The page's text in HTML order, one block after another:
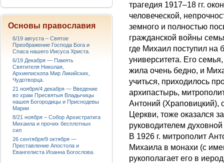
трагедия 1917–18 гг.
человеческой,
земного и полностью
гражданской войны
где Михаил поступил на
университета. Его
жила очень бедно, и
учиться, приходилось
архипастырь,
Антоний (Храповицкий),
Церкви, тоже оказался
руководителем
В 1926 г. митрополит
Михаила в монахи (с
рукополагает его в
Основы православия
6/19 августа – Святое
Преображение Господа Бога и
Спаса нашего Иисуса Христа.
6/19 Декабря — Память
Святителя Николая,
Архиепископа Мир Ликийских,
Чудотворца.
21 ноября/4 декабря — Введение
во храм Пресвятыя Владычицы
нашея Богородицы и Приснодевы
Марии
8/21 ноября – Собор Архистратига
Михаила и прочих бесплотных
сил
26 сентября/9 октября —
Преставление Апостола и
Евангелиста Иоанна Богослова.